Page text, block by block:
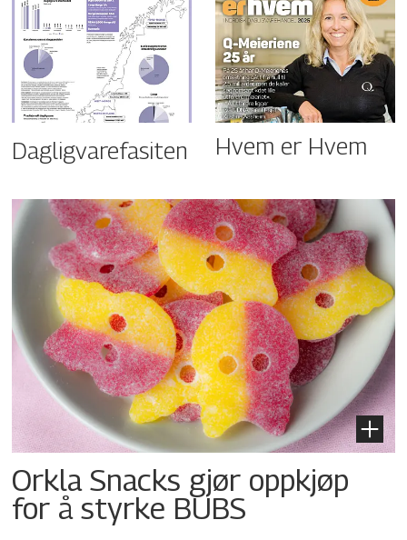
Dagligvarefasiten Hvem er Hvem
Orkla Snacks gjør oppkjøp
for å styrke BUBS